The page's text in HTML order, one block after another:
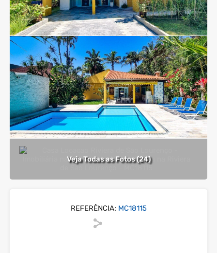
Veja Todas as Fotos (24)
REFERÊNCIA: MC18115